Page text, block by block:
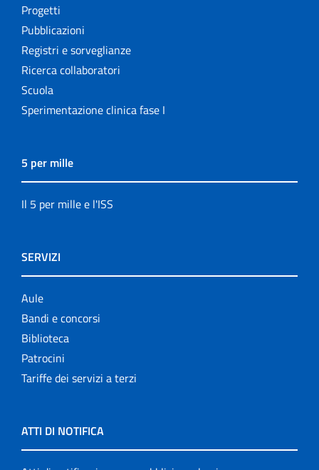
Progetti
Pubblicazioni
Registri e sorveglianze
Ricerca collaboratori
Scuola
Sperimentazione clinica fase I
5 per mille
Il 5 per mille e l'ISS
SERVIZI
Aule
Bandi e concorsi
Biblioteca
Patrocini
Tariffe dei servizi a terzi
ATTI DI NOTIFICA